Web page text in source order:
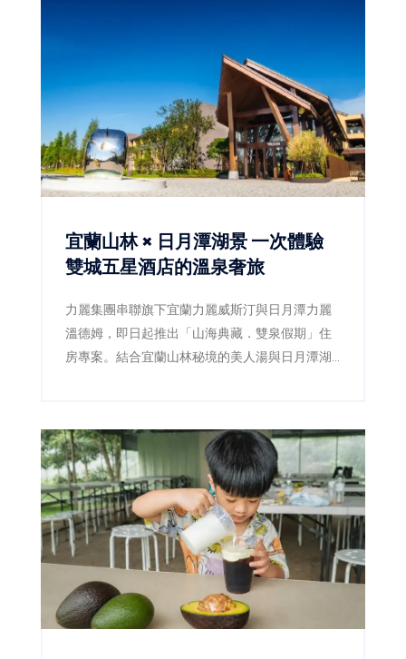
宜蘭山林 × 日月潭湖景 一次體驗
雙城五星酒店的溫泉奢旅
力麗集團串聯旗下宜蘭力麗威斯汀與日月潭力麗
溫德姆，即日起推出「山海典藏．雙泉假期」住
房專案。結合宜蘭山林秘境的美人湯與日月潭湖